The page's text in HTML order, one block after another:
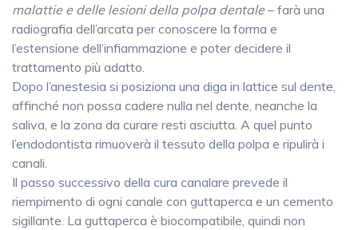
malattie e delle lesioni della polpa dentale– farà una
radiografia dell’arcata per conoscere la forma e
l’estensione dell’infiammazione e poter decidere il
trattamento più adatto.
Dopo l’anestesia si posiziona una diga in lattice sul dente,
affinché non possa cadere nulla nel dente, neanche la
saliva, e la zona da curare resti asciutta. A quel punto
l’endodontista rimuoverà il tessuto della polpa e ripulirà i
canali.
Il passo successivo della cura canalare prevede il
riempimento di ogni canale con guttaperca e un cemento
sigillante. La guttaperca è biocompatibile, quindi non